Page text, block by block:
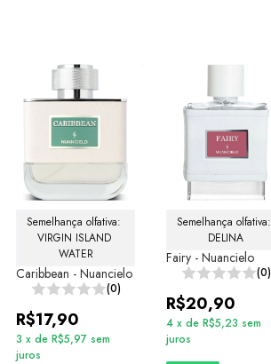
Semelhança olfativa:
VIRGIN ISLAND
WATER
Caribbean - Nuancielo
(0)
R$17,90
3 x de R$5,97 sem
juros
Semelhança olfativa:
DELINA
Fairy - Nuancielo
(0)
R$20,90
4 x de R$5,23 sem
juros